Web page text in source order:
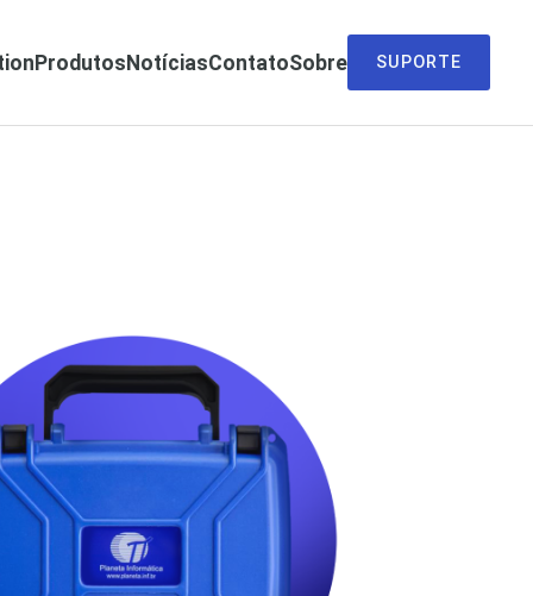
ProdutosNotíciasContatoSobre SUPORTE